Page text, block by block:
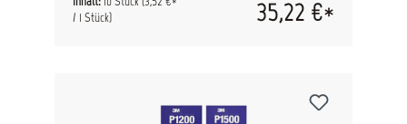
schwer zugänglichen Bereichen Inhalt: 10
/ 1 Stück)
35,22 €*